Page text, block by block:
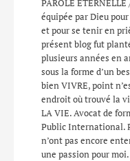
équipée par Dieu
et pour se tenir en
présent blog fut
plusieurs années en
sous la forme d’un
bien VIVRE, point
endroit où trouvé la
LA VIE. Avocat de
Public International.
n’ont pas encore
une passion pour moi.